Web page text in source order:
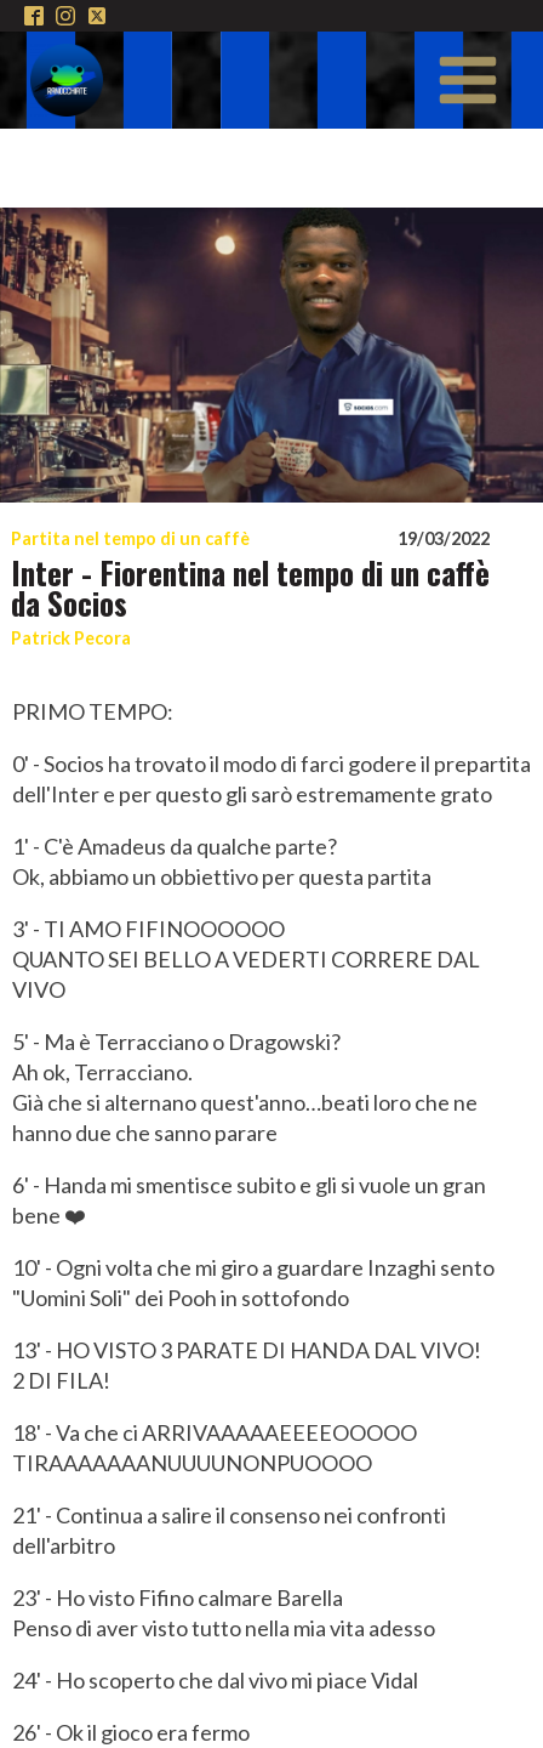
Partita nel tempo di un caffè 19/03/2022
Inter - Fiorentina nel tempo di un caffè
da Socios
Patrick Pecora
PRIMO TEMPO:
0' - Socios ha trovato il modo di farci godere il prepartita
dell'Inter e per questo gli sarò estremamente grato
1' - C'è Amadeus da qualche parte?
Ok, abbiamo un obbiettivo per questa partita
3' - TI AMO FIFINOOOOOO
QUANTO SEI BELLO A VEDERTI CORRERE DAL
VIVO
5' - Ma è Terracciano o Dragowski?
Ah ok, Terracciano.
Già che si alternano quest'anno…beati loro che ne
hanno due che sanno parare
6' - Handa mi smentisce subito e gli si vuole un gran
bene ❤️
10' - Ogni volta che mi giro a guardare Inzaghi sento
"Uomini Soli" dei Pooh in sottofondo
13' - HO VISTO 3 PARATE DI HANDA DAL VIVO!
2 DI FILA!
18' - Va che ci ARRIVAAAAAEEEEOOOOO
TIRAAAAAAANUUUUNONPUOOOO
21' - Continua a salire il consenso nei confronti
dell'arbitro
23' - Ho visto Fifino calmare Barella
Penso di aver visto tutto nella mia vita adesso
24' - Ho scoperto che dal vivo mi piace Vidal
26' - Ok il gioco era fermo